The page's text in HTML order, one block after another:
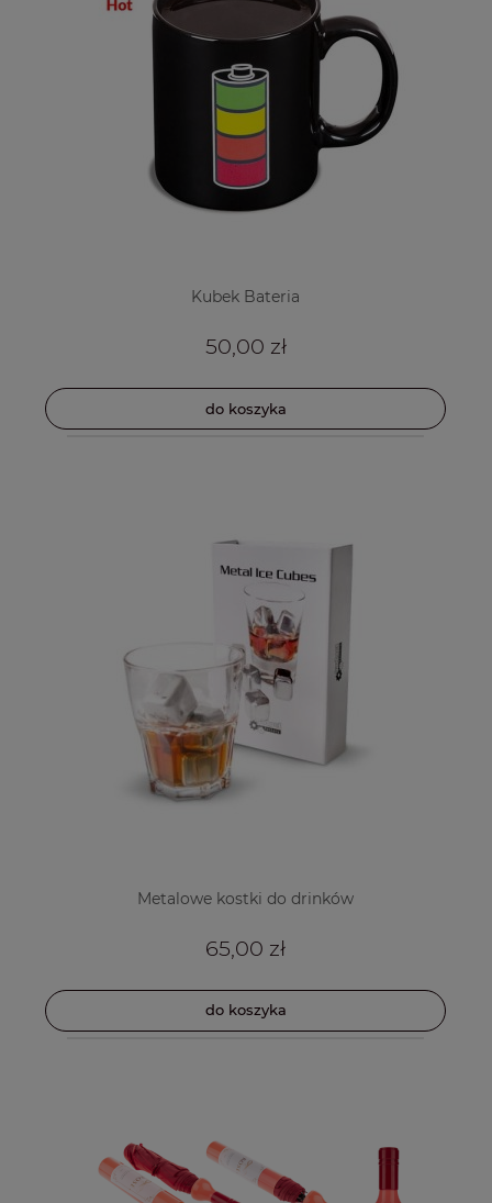
Kubek Bateria
50,00 zł
do koszyka
Metalowe kostki do drinków
65,00 zł
do koszyka